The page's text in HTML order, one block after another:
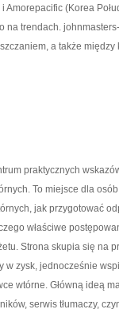
Amorepacific (Korea
na trendach.
a także
praktycznych
To miejsce dla
jak przygotować
właściwe
Strona skupia się na
w zysk, jednocześnie
wtórne. Główną ideą
serwis tłumaczy,